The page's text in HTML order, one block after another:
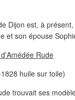
Rude
huile sur toile)
trouvait ses